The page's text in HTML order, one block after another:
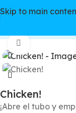
Skip to main
Chicken!
¡Abre el tubo y